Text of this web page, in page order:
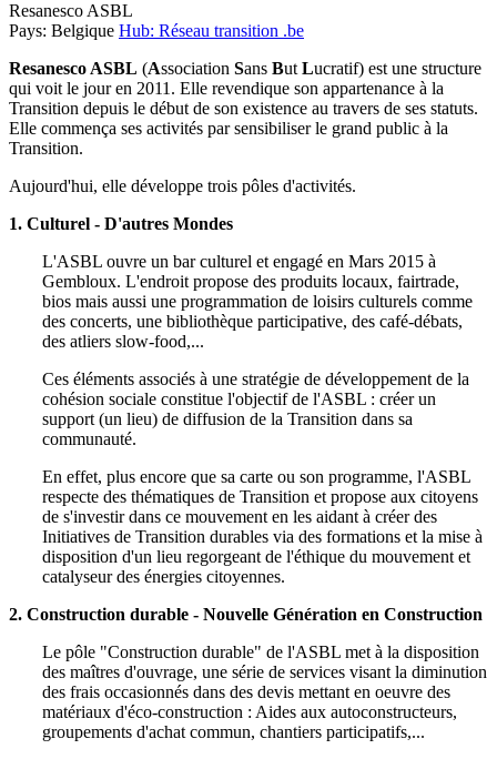
Resanesco ASBL
Pays: Belgique Hub: Réseau transition .be
Resanesco ASBL (Association Sans But Lucratif) est une structure
qui voit le jour en 2011. Elle revendique son appartenance à la
Transition depuis le début de son existence au travers de ses statuts.
Elle commença ses activités par sensibiliser le grand public à la
Transition.
Aujourd'hui, elle développe trois pôles d'activités.
1. Culturel - D'autres Mondes
L'ASBL ouvre un bar culturel et engagé en Mars 2015 à
Gembloux. L'endroit propose des produits locaux, fairtrade,
bios mais aussi une programmation de loisirs culturels comme
des concerts, une bibliothèque participative, des café-débats,
des atliers slow-food,...
Ces éléments associés à une stratégie de développement de la
cohésion sociale constitue l'objectif de l'ASBL : créer un
support (un lieu) de diffusion de la Transition dans sa
communauté.
En effet, plus encore que sa carte ou son programme, l'ASBL
respecte des thématiques de Transition et propose aux citoyens
de s'investir dans ce mouvement en les aidant à créer des
Initiatives de Transition durables via des formations et la mise à
disposition d'un lieu regorgeant de l'éthique du mouvement et
catalyseur des énergies citoyennes.
2. Construction durable - Nouvelle Génération en Construction
Le pôle "Construction durable" de l'ASBL met à la disposition
des maîtres d'ouvrage, une série de services visant la diminution
des frais occasionnés dans des devis mettant en oeuvre des
matériaux d'éco-construction : Aides aux autoconstructeurs,
groupements d'achat commun, chantiers participatifs,...